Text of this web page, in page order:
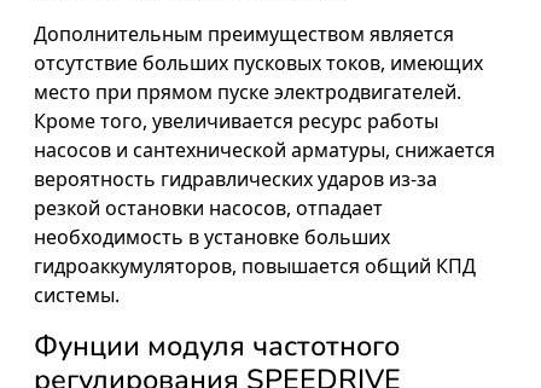
Дополнительным преимуществом является
отсутствие больших пусковых токов, имеющих
место при прямом пуске электродвигателей.
Кроме того, увеличивается ресурс работы
насосов и сантехнической арматуры, снижается
вероятность гидравлических ударов из-за
резкой остановки насосов, отпадает
необходимость в установке больших
гидроаккумуляторов, повышается общий КПД
системы.
Фунции модуля частотного
регулирования SPEEDRIVE